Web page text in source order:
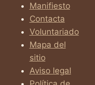
Manifiesto
Contacta
Voluntariado
Mapa del
sitio
Aviso legal